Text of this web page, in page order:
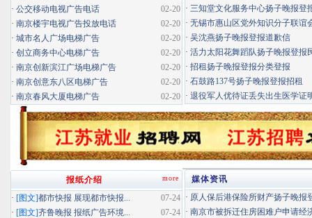
· 三知堂文化服务中心扬子晚报登
· 无锡市惠山区党外知识分子联谊
· 吴沈燕扬子晚报登报道歉信
· 活力太阳花舞蹈队扬子晚报登报
· 招租扬子晚报登报分类登报
· 石鼓路137号扬子晚报登报招租
· 退役军人优待证丢失出生医学证
02-20
· 公交移动电视广告电话
02-20
· 南京楼宇电视广告投放电话
02-20
· 城市名人广场电梯广告
02-20
· 创立商务中心电梯广告
02-20
· 南京创新滨江广场电梯广告
02-20
· 南京创意东八区电梯广告
02-20
· 南京春风大厦电梯广告
媒体资讯
· 原人保后港保险所财产扬子晚报
· 南京市被拆迁住房困难户申请经
more
报纸介绍
07-24
· [图文]都市快报 展现都市快报...
07-24
· [图文]齐鲁晚报 报纸广告环境...